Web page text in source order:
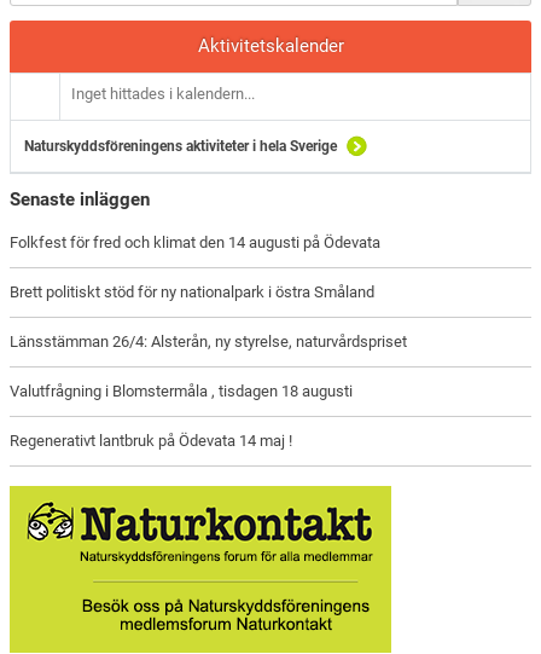
Aktivitetskalender
Inget hittades i kalendern...
Naturskyddsföreningens aktiviteter i hela Sverige
Senaste inläggen
Folkfest för fred och klimat den 14 augusti på Ödevata
Brett politiskt stöd för ny nationalpark i östra Småland
Länsstämman 26/4: Alsterån, ny styrelse, naturvårdspriset
Valutfrågning i Blomstermåla , tisdagen 18 augusti
Regenerativt lantbruk på Ödevata 14 maj !